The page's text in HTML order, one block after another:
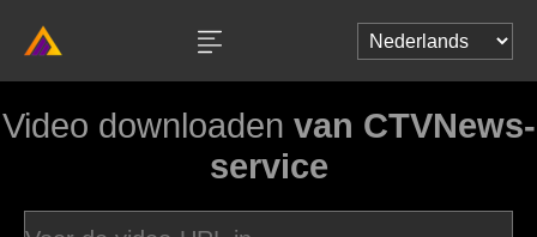
Video downloaden van CTVNews-
service